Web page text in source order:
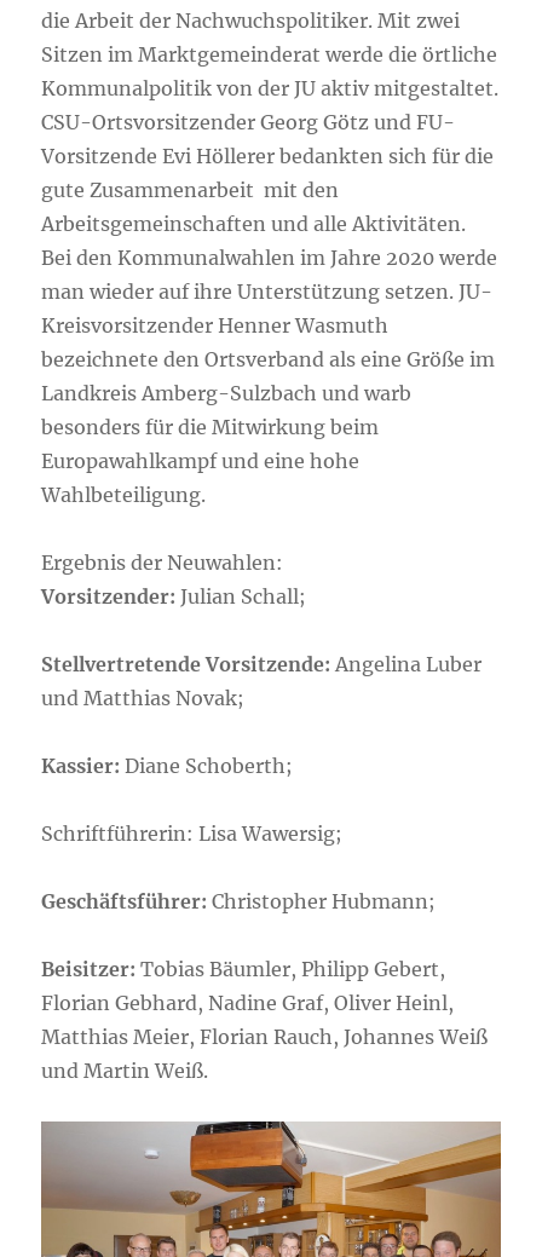
die Arbeit der Nachwuchspolitiker. Mit zwei
Sitzen im Marktgemeinderat werde die örtliche
Kommunalpolitik von der JU aktiv mitgestaltet.
CSU-Ortsvorsitzender Georg Götz und FU-
Vorsitzende Evi Höllerer bedankten sich für die
gute Zusammenarbeit mit den
Arbeitsgemeinschaften und alle Aktivitäten.
Bei den Kommunalwahlen im Jahre 2020 werde
man wieder auf ihre Unterstützung setzen. JU-
Kreisvorsitzender Henner Wasmuth
bezeichnete den Ortsverband als eine Größe im
Landkreis Amberg-Sulzbach und warb
besonders für die Mitwirkung beim
Europawahlkampf und eine hohe
Wahlbeteiligung.
Ergebnis der Neuwahlen:
Vorsitzender: Julian Schall;
Stellvertretende Vorsitzende: Angelina Luber
und Matthias Novak;
Kassier: Diane Schoberth;
Schriftführerin: Lisa Wawersig;
Geschäftsführer: Christopher Hubmann;
Beisitzer: Tobias Bäumler, Philipp Gebert,
Florian Gebhard, Nadine Graf, Oliver Heinl,
Matthias Meier, Florian Rauch, Johannes Weiß
und Martin Weiß.